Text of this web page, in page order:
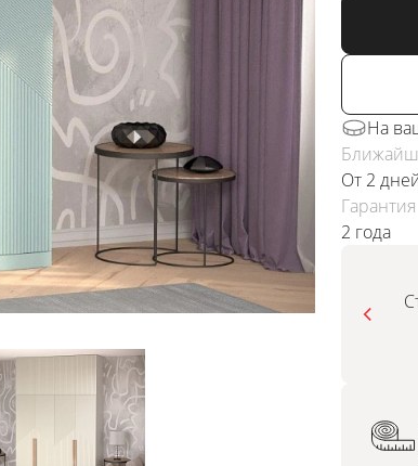
На
От 2
Гарантия
2 года